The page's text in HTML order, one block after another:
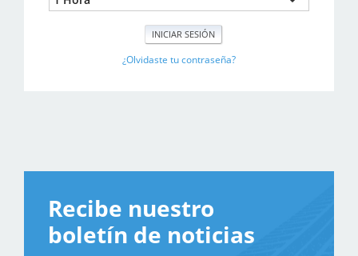
¿Olvidaste tu contraseña?
Recibe nuestro
boletín de noticias